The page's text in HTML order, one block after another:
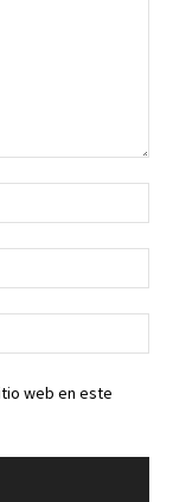
web en este